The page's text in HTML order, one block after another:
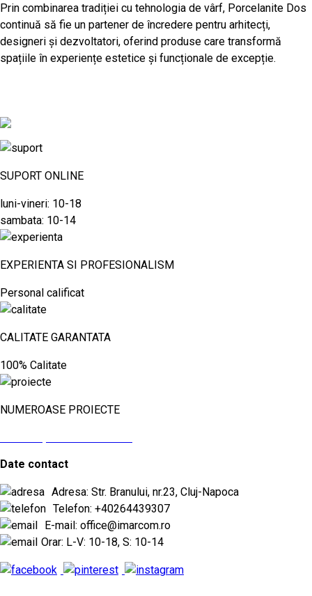
Prin combinarea tradiției cu tehnologia de vârf, Porcelanite Dos
continuă să fie un partener de încredere pentru arhitecți,
designeri și dezvoltatori, oferind produse care transformă
spațiile în experiențe estetice și funcționale de excepție.
SUPORT ONLINE
luni-vineri: 10-18
sambata: 10-14
EXPERIENTA SI PROFESIONALISM
Personal calificat
CALITATE GARANTATA
100% Calitate
NUMEROASE PROIECTE
Date contact
Adresa: Str. Branului, nr.23, Cluj-Napoca
Telefon: +40264439307
E-mail: office@imarcom.ro
Orar: L-V: 10-18, S: 10-14